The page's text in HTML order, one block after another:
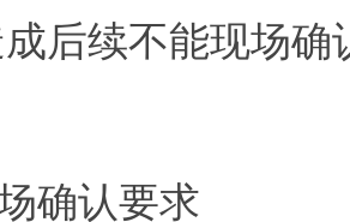
后续不能现场
确认要求